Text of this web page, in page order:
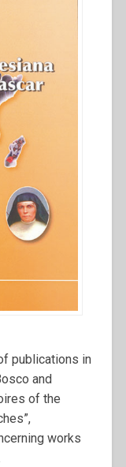
publications in
and
of the
works